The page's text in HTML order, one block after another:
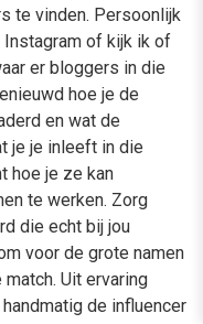
te vinden. Persoonlijk
of kijk ik of
er bloggers in die
hoe je de
en wat de
je je inleeft in die
hoe je ze kan
te werken. Zorg
die echt bij jou
voor de grote namen
Uit ervaring
de influencer